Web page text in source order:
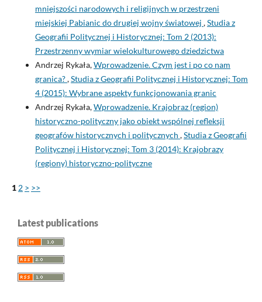
mniejszości narodowych i religijnych w przestrzeni
miejskiej Pabianic do drugiej wojny światowej ,Studia z
Geografii Politycznej i Historycznej: Tom 2 (2013):
Przestrzenny wymiar wielokulturowego dziedzictwa
Andrzej Rykała,Wprowadzenie. Czym jest i po co nam
granica?,Studia z Geografii Politycznej i Historycznej: Tom
4 (2015): Wybrane aspekty funkcjonowania granic
Andrzej Rykała,Wprowadzenie. Krajobraz (region)
historyczno-polityczny jako obiekt wspólnej refleksji
geografów historycznych i politycznych ,Studia z Geografii
Politycznej i Historycznej: Tom 3 (2014): Krajobrazy
(regiony) historyczno-polityczne
1 2 > >>
Latest publications